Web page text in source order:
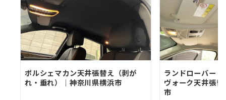
ポルシェマカン天井張替え（剥が
れ・垂れ）│神奈川県横浜市
ランドローバー
ヴォーク天井張
市